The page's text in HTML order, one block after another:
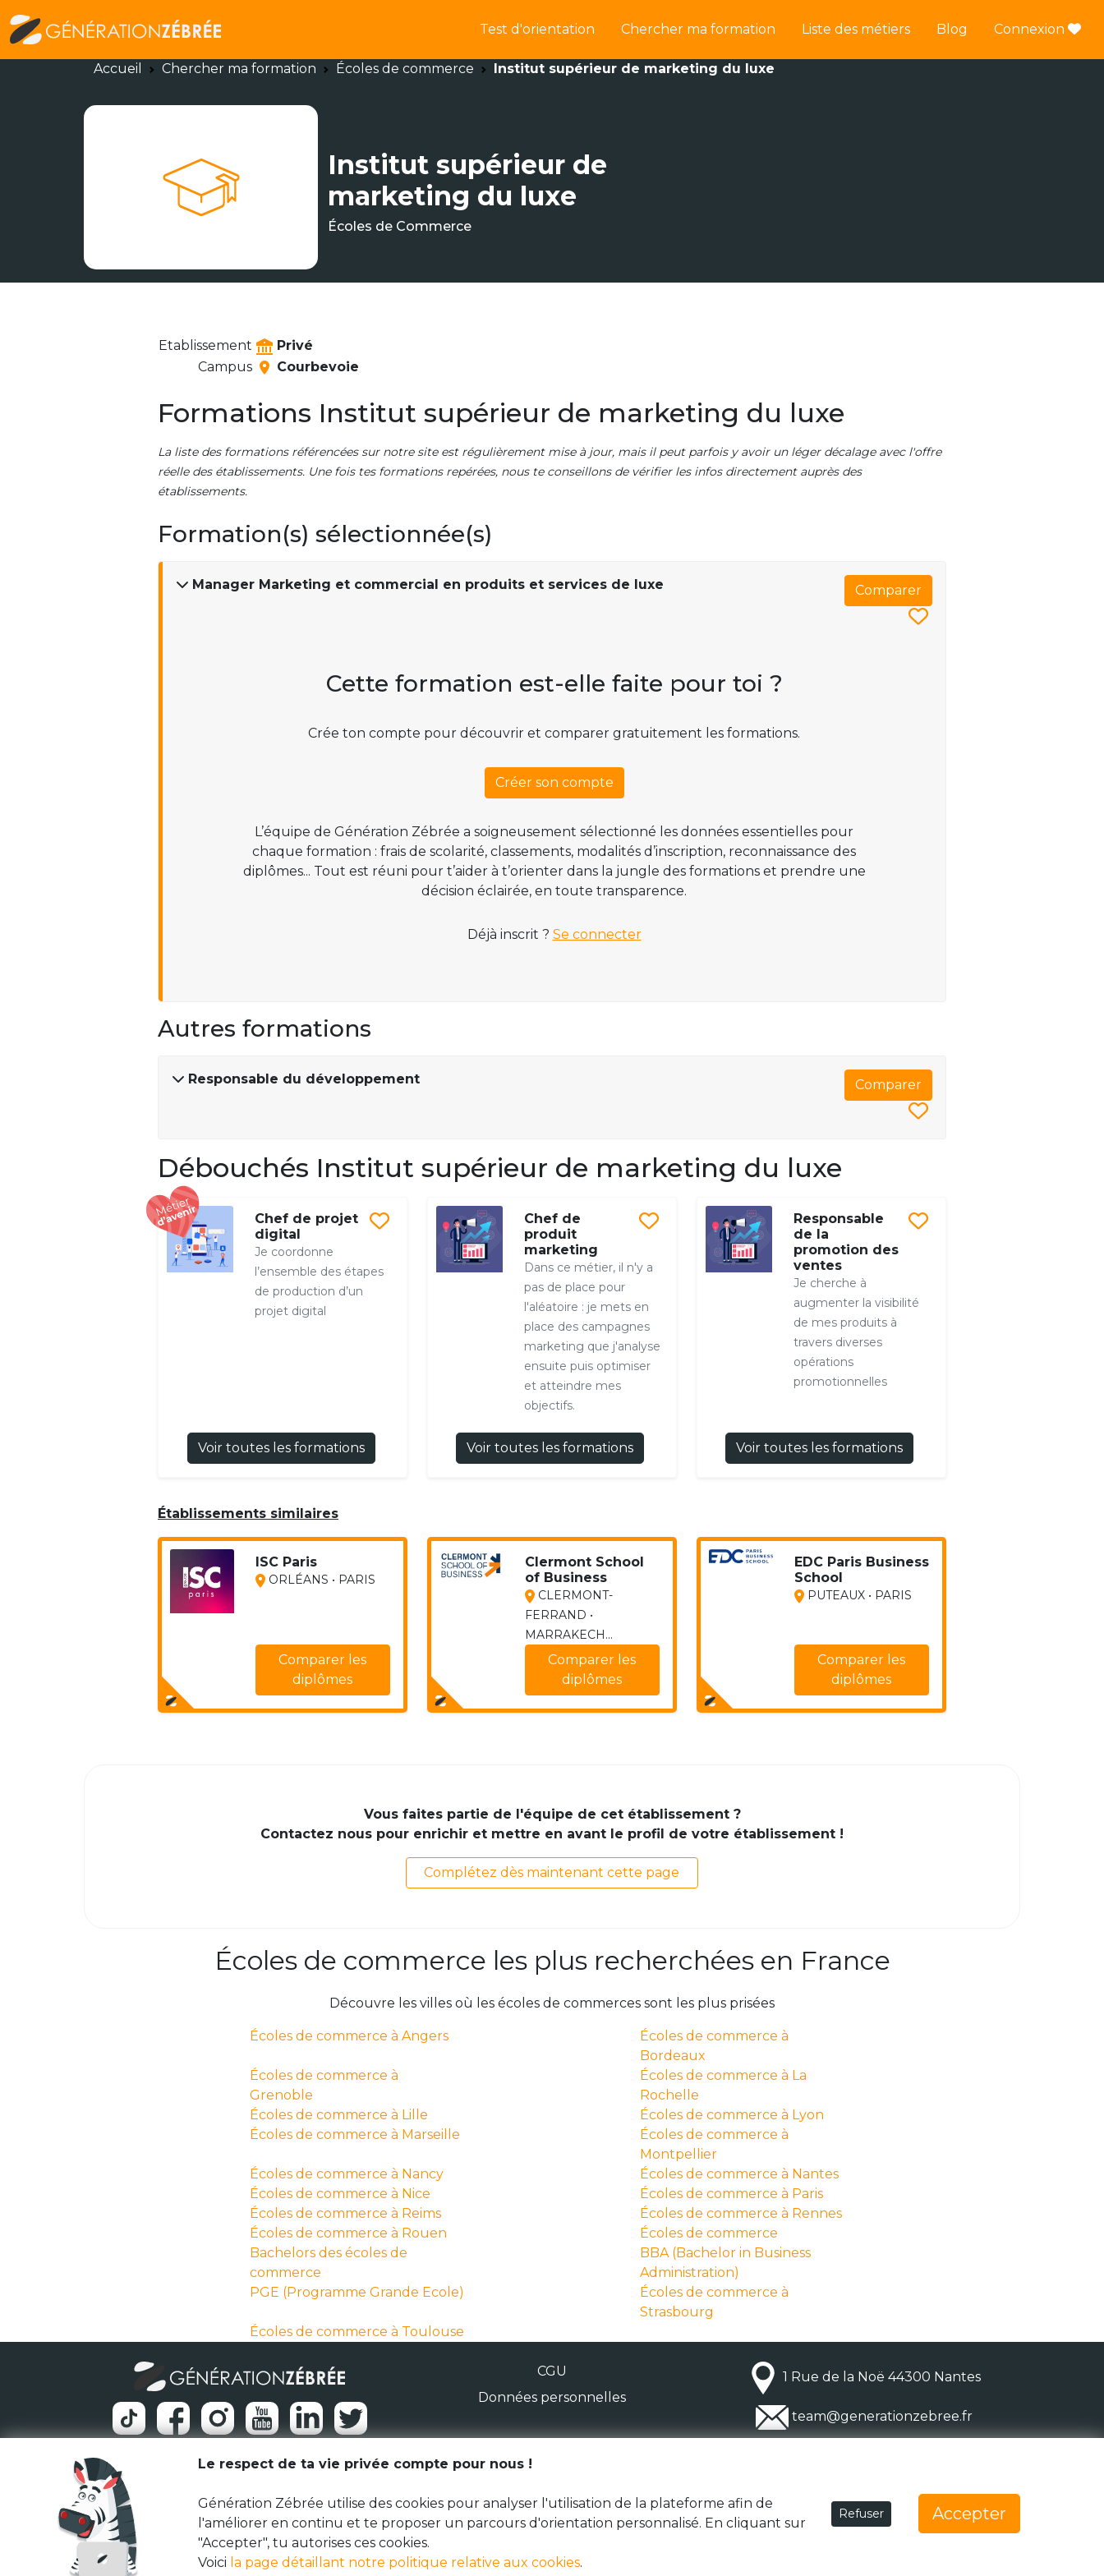
Test d'orientation Chercher ma formation Liste des métiers Blog Connexion
Accueil Chercher ma formation Écoles de commerce Institut supérieur de marketing du luxe
Institut supérieur de
marketing du luxe
Écoles de Commerce
Etablissement
Privé
Campus
Courbevoie
Formations Institut supérieur de marketing du luxe
La liste des formations référencées sur notre site est régulièrement mise à jour, mais il peut parfois y avoir un léger décalage avec l'offre
réelle des établissements. Une fois tes formations repérées, nous te conseillons de vérifier les infos directement auprès des
établissements.
Formation(s) sélectionnée(s)
Manager Marketing et commercial en produits et services de luxe Comparer
Cette formation est-elle faite pour toi ?
Crée ton compte pour découvrir et comparer gratuitement les formations.
Créer son compte
L’équipe de Génération Zébrée a soigneusement sélectionné les données essentielles pour
chaque formation : frais de scolarité, classements, modalités d’inscription, reconnaissance des
diplômes... Tout est réuni pour t’aider à t’orienter dans la jungle des formations et prendre une
décision éclairée, en toute transparence.
Déjà inscrit ? Se connecter
Autres formations
Responsable du développement Comparer
Débouchés Institut supérieur de marketing du luxe
Chef de projet
digital
Je coordonne
l’ensemble des étapes
de production d’un
projet digital
Voir toutes les formations
Chef de
produit
marketing
Dans ce métier, il n'y a
pas de place pour
l'aléatoire : je mets en
place des campagnes
marketing que j'analyse
ensuite puis optimiser
et atteindre mes
objectifs.
Voir toutes les formations
Responsable
de la
promotion des
ventes
Je cherche à
augmenter la visibilité
de mes produits à
travers diverses
opérations
promotionnelles
Voir toutes les formations
Établissements similaires
ISC Paris
ORLÉANS • PARIS
Comparer les
diplômes
Clermont School
of Business
CLERMONT-
FERRAND •
MARRAKECH...
Comparer les
diplômes
EDC Paris Business
School
PUTEAUX • PARIS
Comparer les
diplômes
Vous faites partie de l'équipe de cet établissement ?
Contactez nous pour enrichir et mettre en avant le profil de votre établissement !
Complétez dès maintenant cette page
Écoles de commerce les plus recherchées en France
Découvre les villes où les écoles de commerces sont les plus prisées
Écoles de commerce à Angers
Écoles de commerce à
Bordeaux
Écoles de commerce à
Grenoble
Écoles de commerce à La
Rochelle
Écoles de commerce à Lille
Écoles de commerce à Lyon
Écoles de commerce à Marseille
Écoles de commerce à
Montpellier
Écoles de commerce à Nancy
Écoles de commerce à Nantes
Écoles de commerce à Nice
Écoles de commerce à Paris
Écoles de commerce à Reims
Écoles de commerce à Rennes
Écoles de commerce à Rouen
Écoles de commerce
Bachelors des écoles de
commerce
BBA (Bachelor in Business
Administration)
PGE (Programme Grande Ecole)
Écoles de commerce à
Strasbourg
Écoles de commerce à Toulouse
CGU
Données personnelles
1 Rue de la Noë 44300 Nantes
team@generationzebree.fr
© Génération Zébrée 2026
Le respect de ta vie privée compte pour nous !
Génération Zébrée utilise des cookies pour analyser l'utilisation de la plateforme afin de
l'améliorer en continu et te proposer un parcours d'orientation personnalisé. En cliquant sur
"Accepter", tu autorises ces cookies.
Voici la page détaillant notre politique relative aux cookies.
Refuser Accepter